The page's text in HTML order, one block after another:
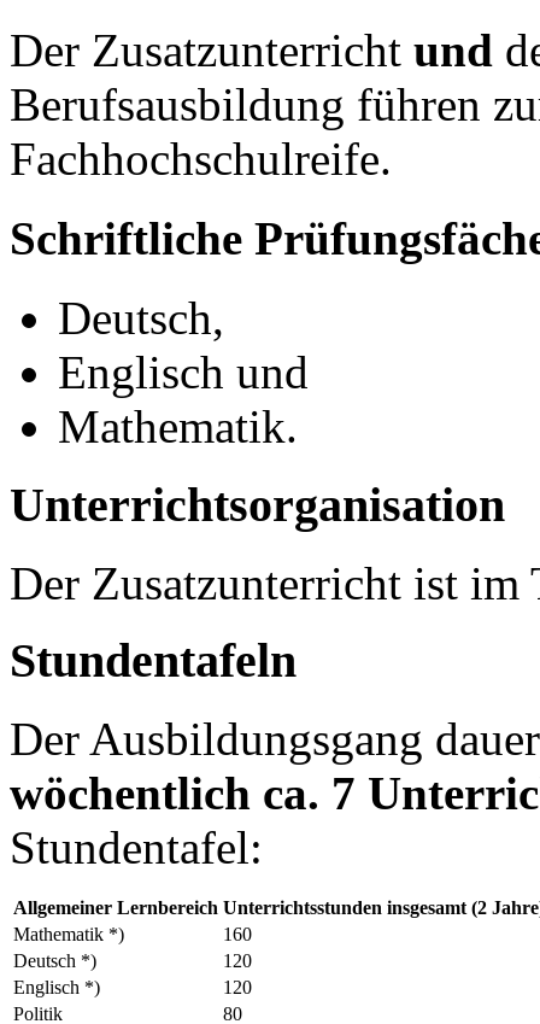
Der Zusatzunterricht und
Berufsausbildung führen
Fachhochschulreife.
Schriftliche
Deutsch,
Englisch und
Mathematik.
Unterrichtsorganisation
Der Zusatzunterricht ist
Stundentafeln
Der Ausbildungsgang
wöchentlich ca. 7
Stundentafel:
Allgemeiner Lernbereich Unterrichtsstunden insgesamt (2
Mathematik *)
160
Deutsch *)
120
Englisch *)
120
Politik
80